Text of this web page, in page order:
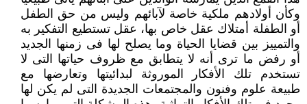
وكأن أولادهم ملكية خاصة لآبائهم وليس من حق الطفل
أو الطفلة أمتلاك ‏عقل خاص بها، عقل تستطيع التفكير به
والتمييز بين قضايا الحياة وما يصلح لها فى زمنها الجديد
أو رفض ما ترى أنه لا يتطابق مع ‏ظروف حياتها التى لا
تستخدم تلك الأفكار الموروثة لبدائيتها وتعارضها مع
طبيعة علوم وفنون والمجتمعات الجديدة التى لم يكن لها